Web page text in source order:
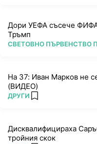
Дори УЕФА съсече
Тръмп
ПОВЕЧЕ ОТ
СВЕТОВНО ПЪРВЕНСТВО
На 37: Иван Марков не
(ВИДЕО)
ПОВЕЧЕ ОТ
ДРУГИ add favorites
Дисквалифицираха
тройния скок